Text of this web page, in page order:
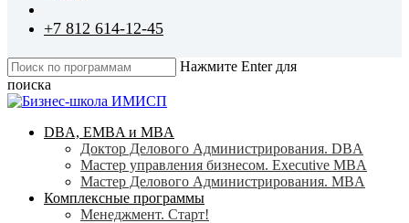
+7 812 614-12-45
Нажмите Enter для
поиска
Close
search
Menu
DBA, EMBA и MBA
Доктор Делового Администрирования. DBA
Мастер управления бизнесом. Executive MBA
Мастер Делового Администрирования. MBA
Комплексные программы
Менеджмент. Старт!